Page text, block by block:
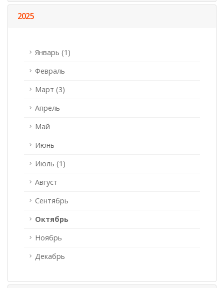
2025
Январь (1)
Февраль
Март (3)
Апрель
Май
Июнь
Июль (1)
Август
Сентябрь
Октябрь
Ноябрь
Декабрь